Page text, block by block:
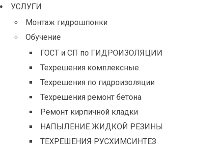
УСЛУГИ
Монтаж гидрошпонки
Обучение
ГОСТ и СП по ГИДРОИЗОЛЯЦИИ
Техрешения комплексные
Техрешения по гидроизоляции
Техрешения ремонт бетона
Ремонт кирпичной кладки
НАПЫЛЕНИЕ ЖИДКОЙ РЕЗИНЫ
ТЕХРЕШЕНИЯ РУСХИМСИНТЕЗ